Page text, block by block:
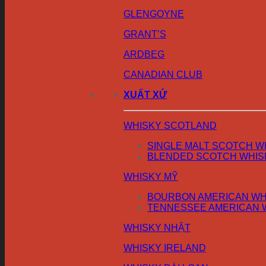
GLENGOYNE
GRANT’S
ARDBEG
CANADIAN CLUB
XUẤT XỨ
WHISKY SCOTLAND
SINGLE MALT SCOTCH
BLENDED SCOTCH
WHISKY MỸ
BOURBON AMERICAN
TENNESSEE AMERICAN
WHISKY NHẬT
WHISKY IRELAND